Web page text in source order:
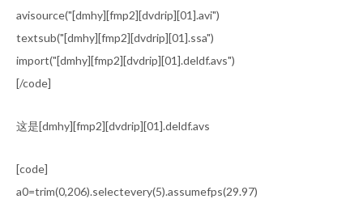
avisource("[dmhy][fmp2][dvdrip][01].avi")
textsub("[dmhy][fmp2][dvdrip][01].ssa")
import("[dmhy][fmp2][dvdrip][01].deldf.avs")
[/code]
这是[dmhy][fmp2][dvdrip][01].deldf.avs
[code]
a0=trim(0,206).selectevery(5).assumefps(29.97)